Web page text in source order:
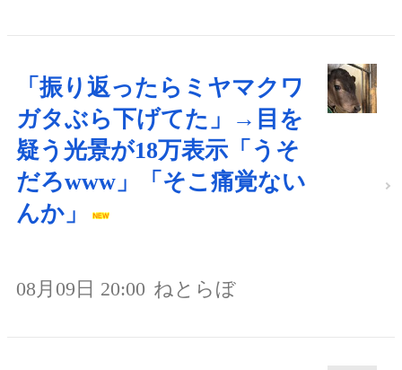
「振り返ったらミヤマクワ
ガタぶら下げてた」→目を
疑う光景が18万表示「うそ
だろwww」「そこ痛覚ない
んか」
08月09日 20:00 ねとらぼ